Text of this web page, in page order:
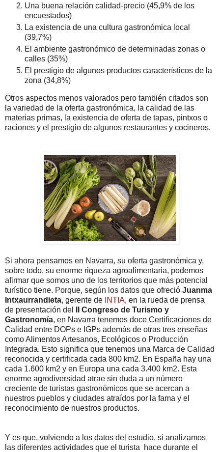
Una buena relación calidad-precio (45,9% de los
encuestados)
La existencia de una cultura gastronómica local
(39,7%)
El ambiente gastronómico de determinadas zonas o
calles (35%)
El prestigio de algunos productos característicos de la
zona (34,8%)
Otros aspectos menos valorados pero también citados son
la variedad de la oferta gastronómica, la calidad de las
materias primas, la existencia de oferta de tapas, pintxos o
raciones y el prestigio de algunos restaurantes y cocineros.
Si ahora pensamos en Navarra, su oferta gastronómica y,
sobre todo, su enorme riqueza agroalimentaria, podemos
afirmar que somos uno de los territorios que más potencial
turístico tiene. Porque, según los datos que ofreció Juanma
Intxaurrandieta, gerente de INTIA, en la rueda de prensa
de presentación del
II Congreso de Turismo y
Gastronomía, en Navarra tenemos doce Certificaciones de
Calidad entre DOPs e IGPs además de otras tres enseñas
como Alimentos Artesanos, Ecológicos o Producción
Integrada. Esto significa que tenemos una Marca de Calidad
reconocida y certificada cada 800 km2. En España hay una
cada 1.600 km2 y en Europa una cada 3.400 km2. Esta
enorme agrodiversidad atrae sin duda a un número
creciente de turistas gastronómicos que se acercan a
nuestros pueblos y ciudades atraídos por la fama y el
reconocimiento de nuestros productos.
Y es que, volviendo a los datos del estudio, si analizamos
las diferentes actividades que el turista hace durante el